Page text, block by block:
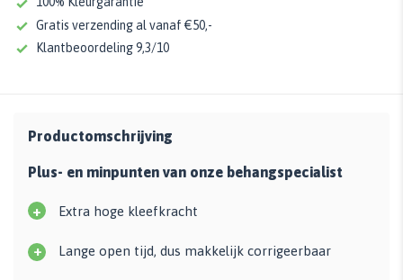
Gratis verzending al vanaf €50,-
Klantbeoordeling 9,3/10
Productomschrijving
Plus- en minpunten van onze behangspecialist
+ Extra hoge kleefkracht
+ Lange open tijd, dus makkelijk corrigeerbaar